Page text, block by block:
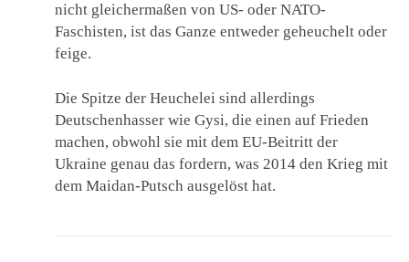
nicht gleichermaßen von US- oder NATO-
Faschisten, ist das Ganze entweder geheuchelt oder
feige.
Die Spitze der Heuchelei sind allerdings
Deutschenhasser wie Gysi, die einen auf Frieden
machen, obwohl sie mit dem EU-Beitritt der
Ukraine genau das fordern, was 2014 den Krieg mit
dem Maidan-Putsch ausgelöst hat.